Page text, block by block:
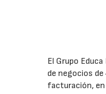
El Grupo
de negocios
facturación, en